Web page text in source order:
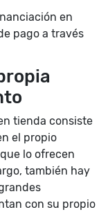
en
pago a través
tienda consiste
el propio
lo ofrecen
también hay
con su propio